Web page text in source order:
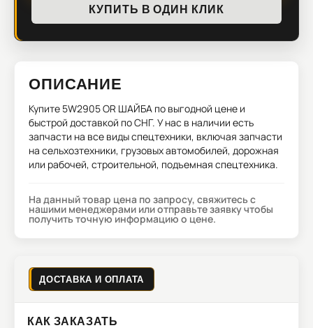
КУПИТЬ В ОДИН КЛИК
ОПИСАНИЕ
Купите 5W2905 OR ШАЙБА по выгодной цене и
быстрой доставкой по СНГ. У нас в наличии есть
запчасти на все виды спецтехники, включая запчасти
на сельхозтехники, грузовых автомобилей, дорожная
или рабочей, строительной, подъемная спецтехника.
На данный товар цена по запросу, свяжитесь с
нашими менеджерами или отправьте заявку чтобы
получить точную информацию о цене.
ДОСТАВКА И ОПЛАТА
КАК ЗАКАЗАТЬ